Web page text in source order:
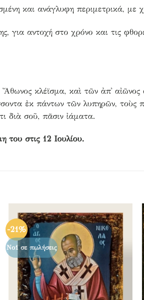
και ανάγλυφη περιμετρικά, με
για αντοχή στο χρόνο και τις
κλέϊσμα, καὶ τῶν ἀπ᾿ αἰῶνος
ἐκ πάντων τῶν λυπηρῶν, τοὺς
διὰ σοῦ, πᾶσιν ἰάματα.
του στις 12 Ιουλίου.
-21%
Νο1 σε πωλήσεις
Προσθήκη
στα
αγαπημένα